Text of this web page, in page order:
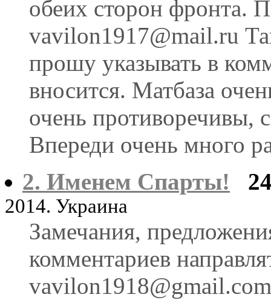
обеих сторон фронта.
vavilon1917@mail.ru
прошу указывать в
вносится. Матбаза
очень противоречивы,
Впереди очень много
2. Именем Спарты!
2014. Украина
Замечания,
комментариев
vavilon1918@gmail.com